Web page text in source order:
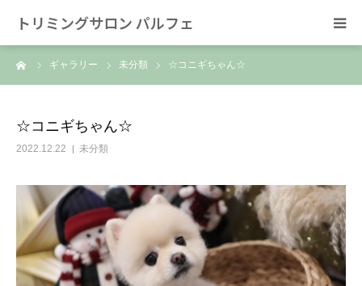
トリミングサロン パルフェ
ギャラリー 未分類 ☆コニギちゃん☆
☆コニギちゃん☆
2022.12.22 未分類
HOME
スタッフ
SNS/リンク